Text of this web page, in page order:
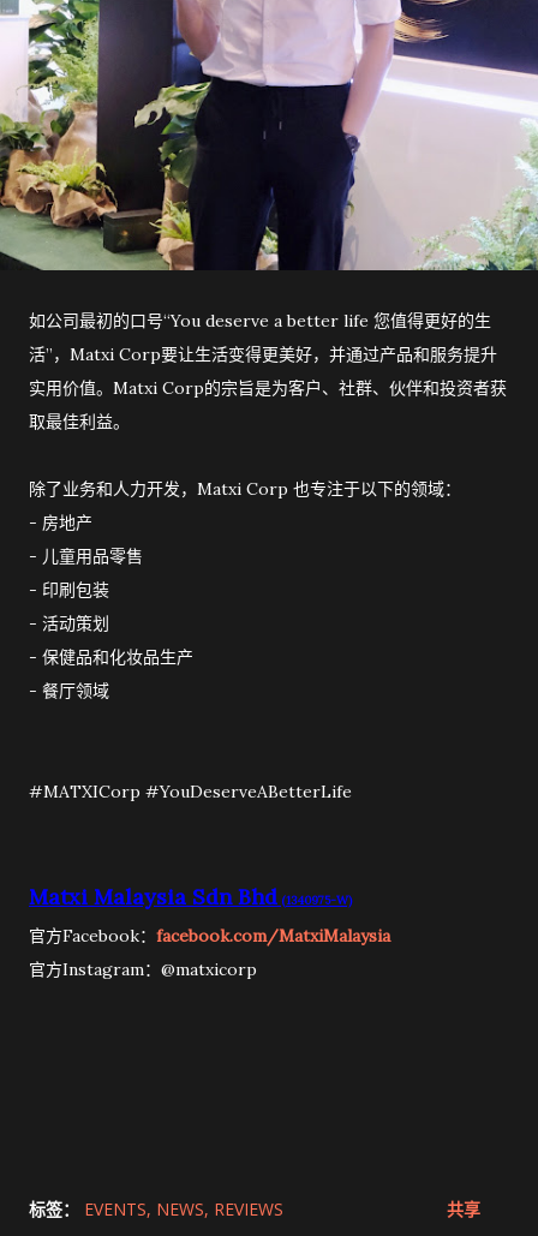
如公司最初的口号“You deserve a better life 您值得更好的生
活”，Matxi Corp要让生活变得更美好，并通过产品和服务提升
实用价值。Matxi Corp的宗旨是为客户、社群、伙伴和投资者获
取最佳利益。
除了业务和人力开发，Matxi Corp 也专注于以下的领域：
- 房地产
- 儿童用品零售
- 印刷包装
- 活动策划
- 保健品和化妆品生产
- 餐厅领域
#MATXICorp #YouDeserveABetterLife
Matxi Malaysia Sdn Bhd (1340975-W)
官方Facebook： facebook.com/MatxiMalaysia
官方Instagram：@matxicorp
标签： EVENTS NEWS REVIEWS 共享